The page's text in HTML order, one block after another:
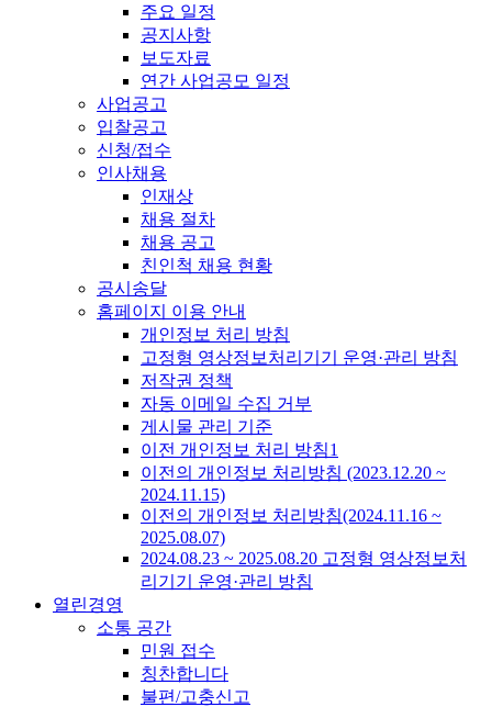
주요 일정
공지사항
보도자료
연간 사업공모 일정
사업공고
입찰공고
신청/접수
인사채용
인재상
채용 절차
채용 공고
친인척 채용 현황
공시송달
홈페이지 이용 안내
개인정보 처리 방침
고정형 영상정보처리기기 운영·관리 방침
저작권 정책
자동 이메일 수집 거부
게시물 관리 기준
이전 개인정보 처리 방침1
이전의 개인정보 처리방침 (2023.12.20 ~
2024.11.15)
이전의 개인정보 처리방침(2024.11.16 ~
2025.08.07)
2024.08.23 ~ 2025.08.20 고정형 영상정보처
리기기 운영·관리 방침
열린경영
소통 공간
민원 접수
칭찬합니다
불편/고충신고